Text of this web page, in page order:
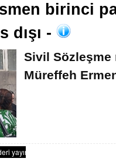
birinci
dışı -
​Sivil
Müreffeh